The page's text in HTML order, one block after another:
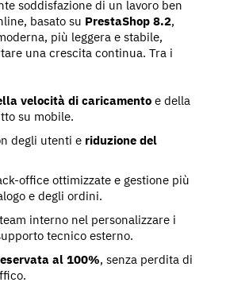
soddisfazione di un lavoro ben
basato su PrestaShop 8.2,
più leggera e stabile,
una crescita continua. Tra i
velocità di caricamento e della
su mobile.
degli utenti e riduzione del
office ottimizzate e gestione più
e degli ordini.
interno nel personalizzare i
tecnico esterno.
al 100%, senza perdita di